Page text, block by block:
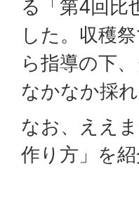
る「第4回比
した。収穫
ら指導の下
なかなか採
なお、ええ
作り方」を紹